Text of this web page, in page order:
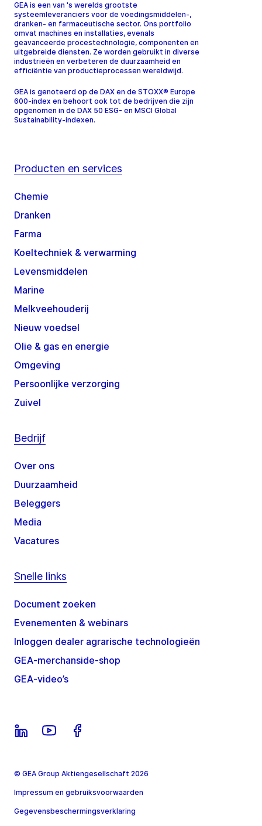
GEA is een van 's werelds grootste
systeemleveranciers voor de voedingsmiddelen-,
dranken- en farmaceutische sector. Ons portfolio
omvat machines en installaties, evenals
geavanceerde procestechnologie, componenten en
uitgebreide diensten. Ze worden gebruikt in diverse
industrieën en verbeteren de duurzaamheid en
efficiëntie van productieprocessen wereldwijd.
GEA is genoteerd op de DAX en de STOXX® Europe
600-index en behoort ook tot de bedrijven die zijn
opgenomen in de DAX 50 ESG- en MSCI Global
Sustainability-indexen.
Producten en services
Chemie
Dranken
Farma
Koeltechniek & verwarming
Levensmiddelen
Marine
Melkveehouderij
Nieuw voedsel
Olie & gas en energie
Omgeving
Persoonlijke verzorging
Zuivel
Bedrijf
Over ons
Duurzaamheid
Beleggers
Media
Vacatures
Snelle links
Document zoeken
Evenementen & webinars
Inloggen dealer agrarische technologieën
GEA-merchanside-shop
GEA-video’s
© GEA Group Aktiengesellschaft 2026
Impressum en gebruiksvoorwaarden
Gegevensbeschermingsverklaring